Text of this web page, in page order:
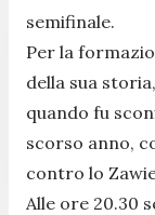
semifinale.
Per la
della sua
quando fu
scorso anno,
contro lo
Alle ore 20.30